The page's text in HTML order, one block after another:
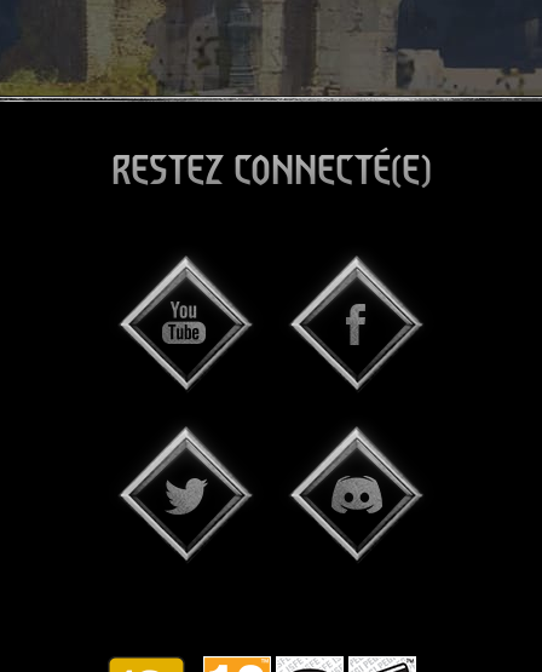
RESTEZ CONNECTÉ(E)